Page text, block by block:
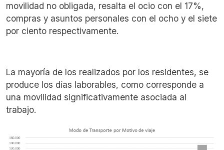
movilidad no obligada, resalta el ocio con el 17%,
compras y asuntos personales con el ocho y el siete
por ciento respectivamente.
La mayoría de los realizados por los residentes, se
produce los días laborables, como corresponde a
una movilidad significativamente asociada al
trabajo.